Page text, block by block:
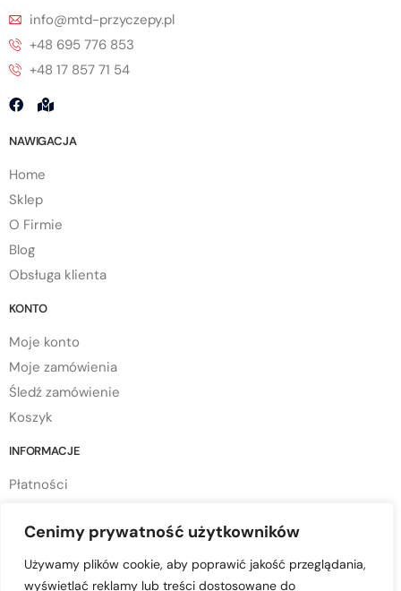
Cenimy prywatność użytkowników
Używamy plików cookie, aby poprawić jakość przeglądania,
wyświetlać reklamy lub treści dostosowane do
info@mtd-przyczepy.pl
+48 695 776 853
+48 17 857 71 54
NAWIGACJA
Home
Sklep
O Firmie
Blog
Obsługa klienta
KONTO
Moje konto
Moje zamówienia
Śledź zamówienie
Koszyk
INFORMACJE
Płatności
Regulamin sklepu
Polityka prywatności
Polityka cookies